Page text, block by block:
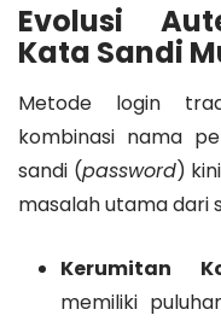
Evolusi
Kata Sandi
Metode login
kombinasi nama
sandi (password)
masalah utama dari
Kerumitan
memiliki